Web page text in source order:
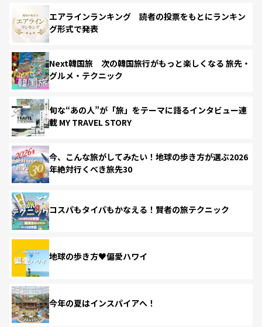
エアラインランキング 読者の投票をもとにランキン
グ形式で発表
Next韓国旅 次の韓国旅行がもっと楽しくなる 旅先・
グルメ・テクニック
旬な“あの人”が「旅」をテーマに語るインタビュー連
載 MY TRAVEL STORY
今、こんな旅がしてみたい！地球の歩き方が選ぶ2026
年絶対行くべき旅先30
コスパもタイパもかなえる！賢者の旅テクニック
地球の歩き方♥偏愛ハワイ
今年の夏はインスパイアへ！